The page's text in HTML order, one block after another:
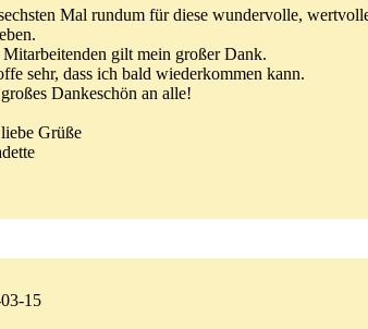
Mal rundum für diese wundervolle,
gilt mein großer Dank.
sehr, dass ich bald wiederkommen kann.
Dankeschön an alle!
Grüße
15